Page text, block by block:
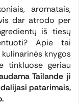
aromatais,
dar atrodo per
iš tiesų
Apie tai
knygos
tinkluose geriau
Tailande ji
patarimais,